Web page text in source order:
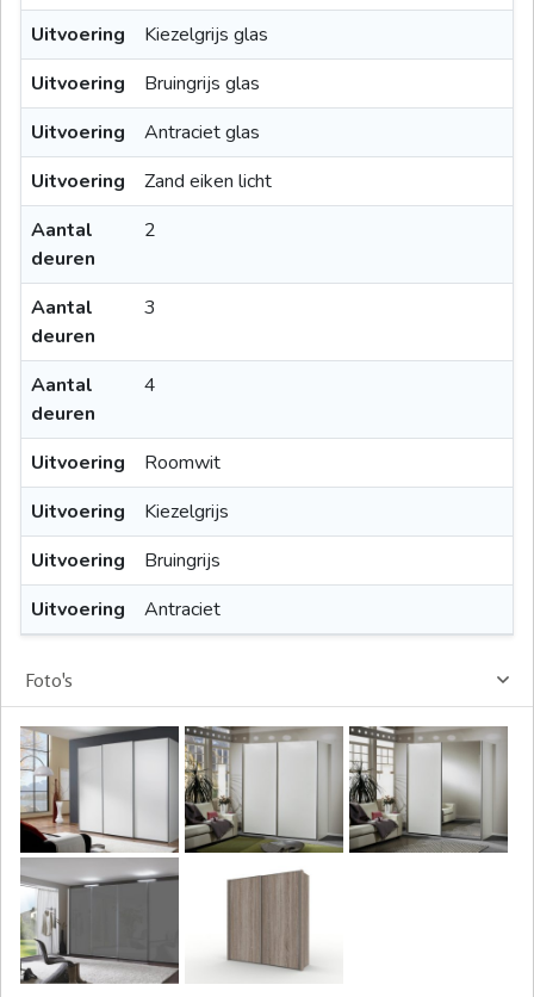
Uitvoering
Kiezelgrijs glas
Uitvoering
Bruingrijs glas
Uitvoering
Antraciet glas
Uitvoering
Zand eiken licht
Aantal
deuren
2
Aantal
deuren
3
Aantal
deuren
4
Uitvoering
Roomwit
Uitvoering
Kiezelgrijs
Uitvoering
Bruingrijs
Uitvoering
Antraciet
Foto's